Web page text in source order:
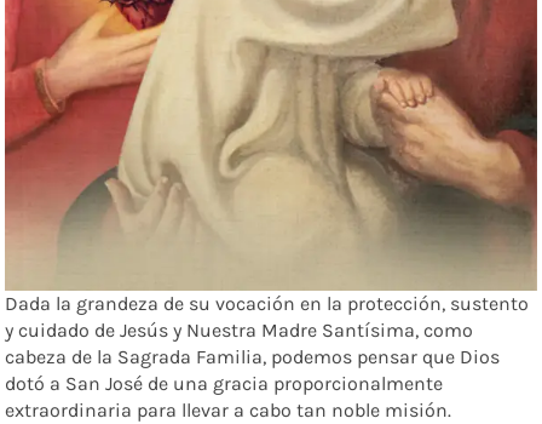
Dada la grandeza de su vocación en la protección, sustento
y cuidado de Jesús y Nuestra Madre Santísima, como
cabeza de la Sagrada Familia, podemos pensar que Dios
dotó a San José de una gracia proporcionalmente
extraordinaria para llevar a cabo tan noble misión.